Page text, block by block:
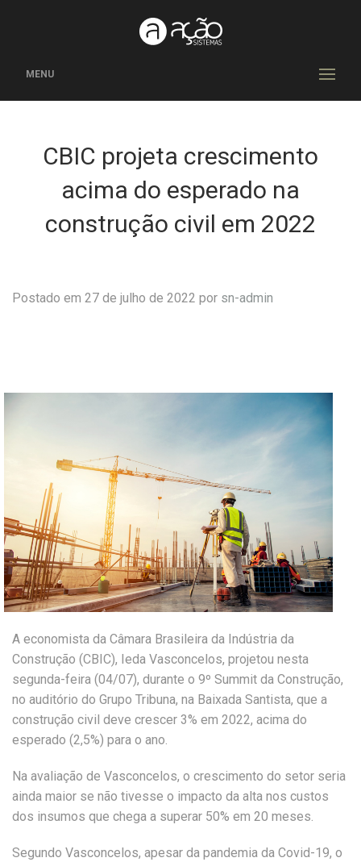
MENU
CBIC projeta crescimento
acima do esperado na
construção civil em 2022
Postado em 27 de julho de 2022 por sn-admin
A economista da Câmara Brasileira da Indústria da
Construção (CBIC), Ieda Vasconcelos, projetou nesta
segunda-feira (04/07), durante o 9º Summit da Construção,
no auditório do Grupo Tribuna, na Baixada Santista, que a
construção civil deve crescer 3% em 2022, acima do
esperado (2,5%) para o ano.
Na avaliação de Vasconcelos, o crescimento do setor seria
ainda maior se não tivesse o impacto da alta nos custos
dos insumos que chega a superar 50% em 20 meses.
Segundo Vasconcelos, apesar da pandemia da Covid-19, o